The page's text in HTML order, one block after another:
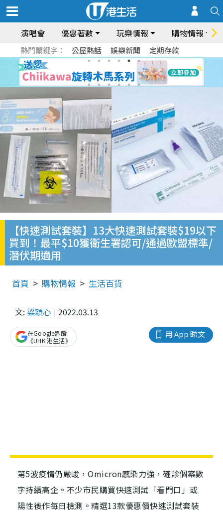
演唱會 優惠著數 玩樂情報 購物情報
熱門關鍵字： 公屋熱話 娛樂新聞 定期存款
【快速測試套裝】13大快速測試套裝$19以下
買到！最平$10獲衛生署認可/通過歐盟標準/
潛伏期適用
首頁 購物情報 生活百貨
文: 梁穎心 2022.03.13
用 App 睇文
在Google追蹤
《UHK 港生活》
第5波疫情仍嚴峻，Omicron感染力強，確診個案數
字持續高企。不少市民購買快速測試「看門口」或
陽性後作每日檢測。精選13款優惠價快速測試套裝